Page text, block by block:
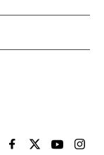
EL PAÍS BRASIL EN
EL PAÍSEL PAÍS
EL